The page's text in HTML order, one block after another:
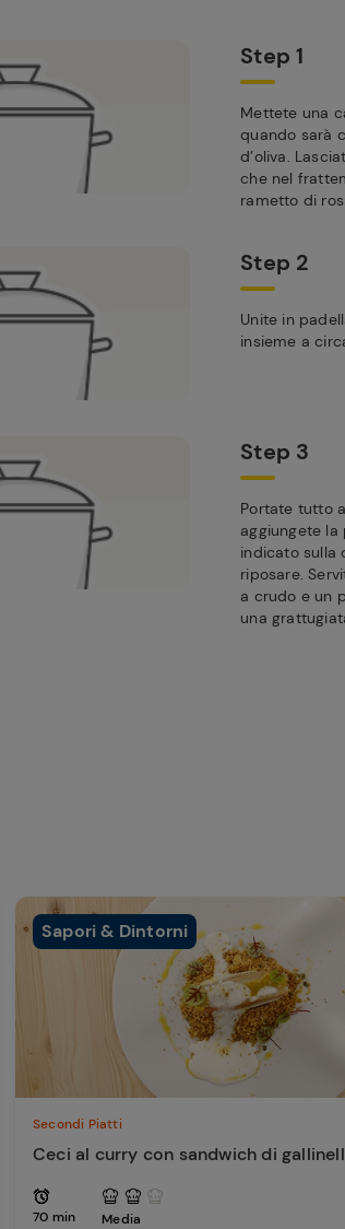
Step 1
Mettete una
quando sarà
d’oliva.
che nel
rametto di
Step 2
Unite in
insieme a
Step 3
Portate tutto
aggiungete
indicato sulla
riposare.
a crudo e un
una
Sapori & Dintorni
Secondi Piatti
Ceci al curry con sandwich di
70 min Media